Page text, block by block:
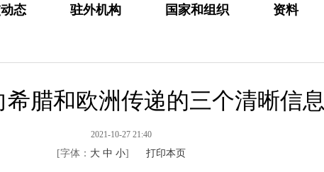
态 驻外机构 国家和组织 资料
希腊和欧洲传递的三个清晰信息
2021-10-27 21:40
[字体： 大 中 小] 打印本页